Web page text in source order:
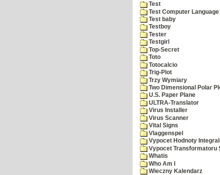
Test
Test Computer Language
Test baby
Testboy
Tester
Testgirl
Top-Secret
Toto
Totocalcio
Trig-Plot
Trzy Wymiary
Two Dimensional Polar
U.S. Paper Plane
ULTRA-Translator
Virus Installer
Virus Scanner
Vital Signs
Vlaggenspel
Vypocet Hodnoty
Vypocet Transformatoru
Whatis
Who Am I
Wieczny Kalendarz